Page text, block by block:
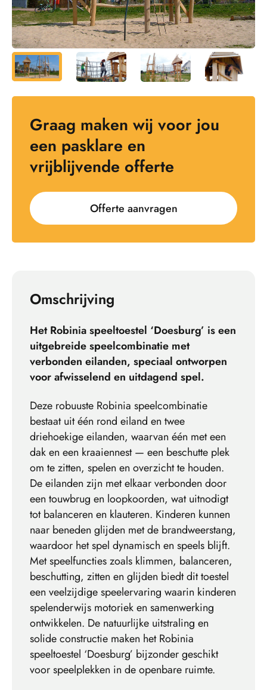
Graag maken wij voor jou
een pasklare en
vrijblijvende offerte
Offerte aanvragen
Omschrijving
Het Robinia speeltoestel ‘Doesburg’ is een
uitgebreide speelcombinatie met
verbonden eilanden, speciaal ontworpen
voor afwisselend en uitdagend spel.
Deze robuuste Robinia speelcombinatie
bestaat uit één rond eiland en twee
driehoekige eilanden, waarvan één met een
dak en een kraaiennest — een beschutte plek
om te zitten, spelen en overzicht te houden.
De eilanden zijn met elkaar verbonden door
een touwbrug en loopkoorden, wat uitnodigt
tot balanceren en klauteren. Kinderen kunnen
naar beneden glijden met de brandweerstang,
waardoor het spel dynamisch en speels blijft.
Met speelfuncties zoals klimmen, balanceren,
beschutting, zitten en glijden biedt dit toestel
een veelzijdige speelervaring waarin kinderen
spelenderwijs motoriek en samenwerking
ontwikkelen. De natuurlijke uitstraling en
solide constructie maken het Robinia
speeltoestel ‘Doesburg’ bijzonder geschikt
voor speelplekken in de openbare ruimte.